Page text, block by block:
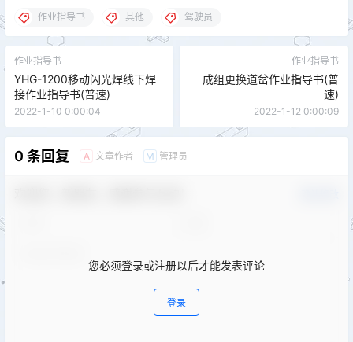
作业指导书 其他 驾驶员
作业指导书
YHG-1200移动闪光焊线下焊
接作业指导书(普速)
2022-1-10 0:00:04
作业指导书
成组更换道岔作业指导书(普
速)
2022-1-12 0:00:09
0 条回复 A 文章作者 M 管理员
您必须登录或注册以后才能发表评论
登录